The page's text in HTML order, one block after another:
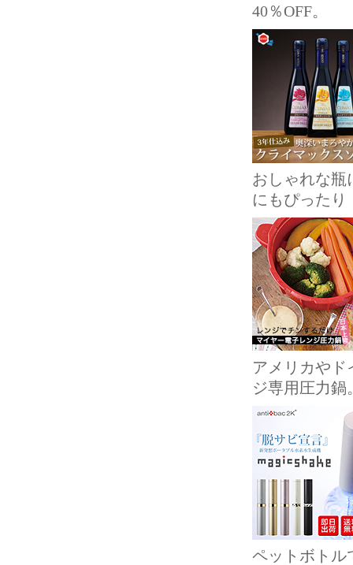
40％OFF。
おしゃれな
にもぴったり
アメリカや
ジ専用圧力鍋
ペットボトル